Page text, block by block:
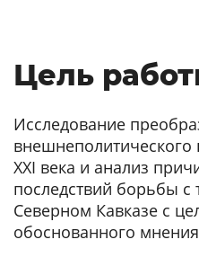
Цель
Исследование
внешнеполитического
XXI века и анализ
последствий борьбы
Северном Кавказе с
обоснованного